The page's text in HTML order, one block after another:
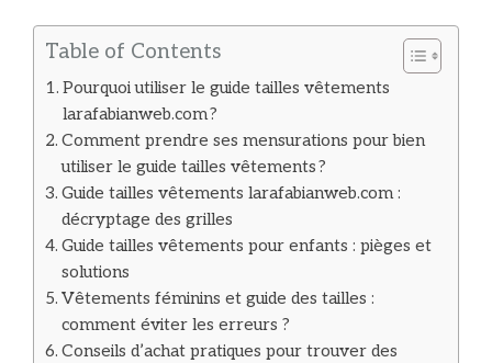
Table of Contents
Pourquoi utiliser le guide tailles vêtements
larafabianweb.com ?
Comment prendre ses mensurations pour bien
utiliser le guide tailles vêtements ?
Guide tailles vêtements larafabianweb.com :
décryptage des grilles
Guide tailles vêtements pour enfants : pièges et
solutions
Vêtements féminins et guide des tailles :
comment éviter les erreurs ?
Conseils d’achat pratiques pour trouver des